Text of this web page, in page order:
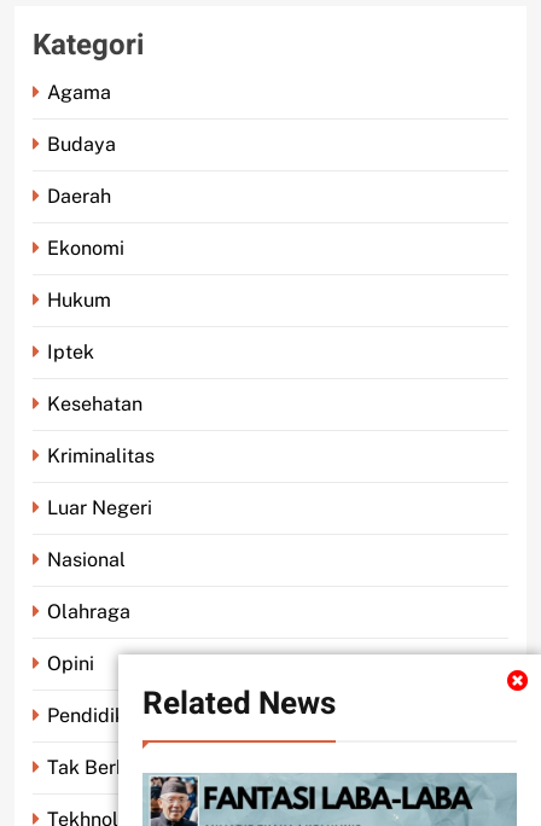
Related News
Kategori
Agama
Budaya
Daerah
Ekonomi
Hukum
Iptek
Kesehatan
Kriminalitas
Luar Negeri
Nasional
Olahraga
Opini
Pendidikan
Tak Berkategori
Tekhnologi